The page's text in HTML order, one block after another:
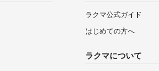
ラクマ公式ガイド
はじめての方へ
ラクマについて